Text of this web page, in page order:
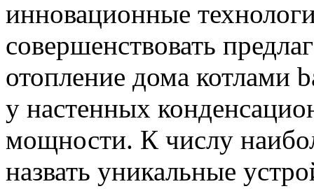
инновационные
совершенствовать
отопление дома котлами
у настенных
мощности. К числу
назвать уникальные